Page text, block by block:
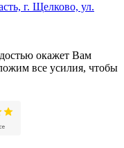
г. Щелково, ул.
окажет Вам
все усилия, чтобы